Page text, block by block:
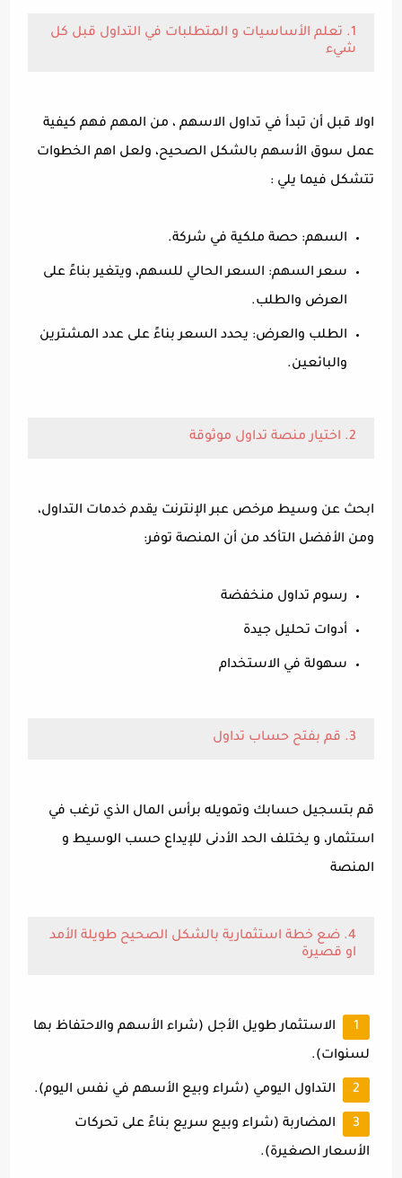
1. تعلم الأساسيات و المتطلبات في التداول قبل كل
شيء
اولا قبل أن تبدأ في تداول الاسهم ، من المهم فهم كيفية
عمل سوق الأسهم بالشكل الصحيح، ولعل اهم الخطوات
تتشكل فيما يلي :
السهم: حصة ملكية في شركة.
سعر السهم: السعر الحالي للسهم، ويتغير بناءً على
العرض والطلب.
الطلب والعرض: يحدد السعر بناءً على عدد المشترين
والبائعين.
2. اختيار منصة تداول موثوقة
ابحث عن وسيط مرخص عبر الإنترنت يقدم خدمات التداول،
ومن الأفضل التأكد من أن المنصة توفر:
رسوم تداول منخفضة
أدوات تحليل جيدة
سهولة في الاستخدام
3. قم بفتح حساب تداول
قم بتسجيل حسابك وتمويله برأس المال الذي ترغب في
استثمار، و يختلف الحد الأدنى للإيداع حسب الوسيط و
المنصة
4. ضع خطة استثمارية بالشكل الصحيح طويلة الأمد
او قصيرة
الاستثمار طويل الأجل (شراء الأسهم والاحتفاظ بها
لسنوات).
التداول اليومي (شراء وبيع الأسهم في نفس اليوم).
المضاربة (شراء وبيع سريع بناءً على تحركات
الأسعار الصغيرة).